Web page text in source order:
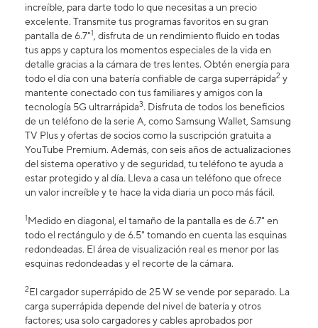
increíble, para darte todo lo que necesitas a un precio
excelente. Transmite tus programas favoritos en su gran
pantalla de 6.7"1, disfruta de un rendimiento fluido en todas
tus apps y captura los momentos especiales de la vida en
detalle gracias a la cámara de tres lentes. Obtén energía para
todo el día con una batería confiable de carga superrápida2 y
mantente conectado con tus familiares y amigos con la
tecnología 5G ultrarrápida3. Disfruta de todos los beneficios
de un teléfono de la serie A, como Samsung Wallet, Samsung
TV Plus y ofertas de socios como la suscripción gratuita a
YouTube Premium. Además, con seis años de actualizaciones
del sistema operativo y de seguridad, tu teléfono te ayuda a
estar protegido y al día. Lleva a casa un teléfono que ofrece
un valor increíble y te hace la vida diaria un poco más fácil.
1Medido en diagonal, el tamaño de la pantalla es de 6.7" en
todo el rectángulo y de 6.5" tomando en cuenta las esquinas
redondeadas. El área de visualización real es menor por las
esquinas redondeadas y el recorte de la cámara.
2El cargador superrápido de 25 W se vende por separado. La
carga superrápida depende del nivel de batería y otros
factores; usa solo cargadores y cables aprobados por